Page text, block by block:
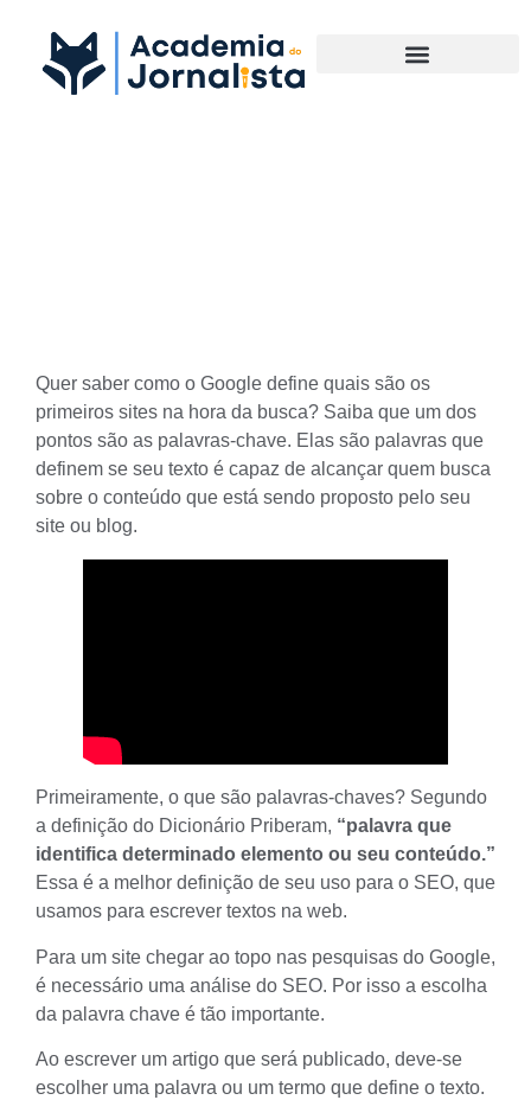
Quer saber como o Google define quais são os
primeiros sites na hora da busca? Saiba que um dos
pontos são as palavras-chave. Elas são palavras que
definem se seu texto é capaz de alcançar quem busca
sobre o conteúdo que está sendo proposto pelo seu
site ou blog.
Primeiramente, o que são palavras-chaves? Segundo
a definição do Dicionário Priberam, “palavra que
identifica determinado elemento ou seu conteúdo.”
Essa é a melhor definição de seu uso para o SEO, que
usamos para escrever textos na web.
Para um site chegar ao topo nas pesquisas do Google,
é necessário uma análise do SEO. Por isso a escolha
da palavra chave é tão importante.
Ao escrever um artigo que será publicado, deve-se
escolher uma palavra ou um termo que define o texto.